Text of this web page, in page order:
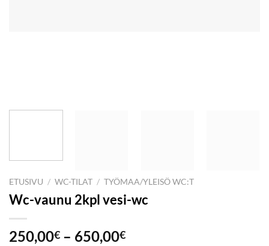
ETUSIVU / WC-TILAT / TYÖMAA/YLEISÖ WC:T
Wc-vaunu 2kpl vesi-wc
250,00€ – 650,00€Hintaluokka: